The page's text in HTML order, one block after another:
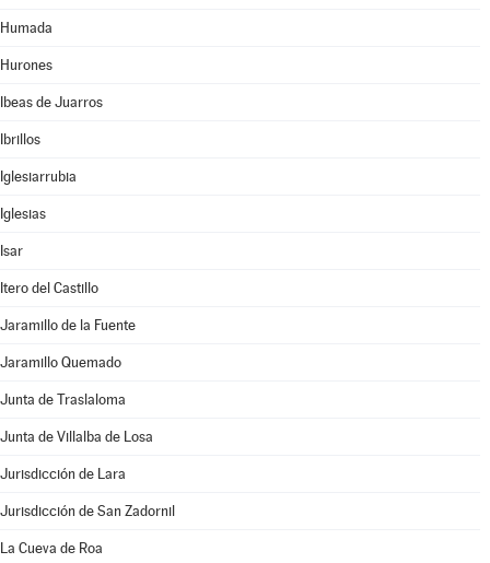
Humada
Hurones
Ibeas de Juarros
Ibrillos
Iglesiarrubia
Iglesias
Isar
Itero del Castillo
Jaramillo de la Fuente
Jaramillo Quemado
Junta de Traslaloma
Junta de Villalba de Losa
Jurisdicción de Lara
Jurisdicción de San Zadornil
La Cueva de Roa